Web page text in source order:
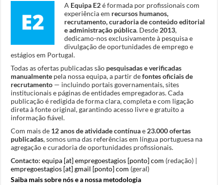
A Equipa E2é formada por profissionais com
experiência em recursos humanos,
recrutamento, curadoria de conteúdo editorial
e administração pública. Desde 2013,
dedicamo-nos exclusivamente à pesquisa e
divulgação de oportunidades de emprego e
estágios em Portugal.
Todas as ofertas publicadas são pesquisadas e verificadas
manualmente pela nossa equipa, a partir defontes oficiais de
recrutamento — incluindo portais governamentais, sites
institucionais e páginas de entidades empregadoras. Cada
publicação é redigida de forma clara, completa e com ligação
direta à fonte original, garantindo acesso livre e gratuito a
informação fiável.
Com mais de 12 anos de atividade contínuae 23.000 ofertas
publicadas, somos uma das referências em língua portuguesa na
agregação e curadoria de oportunidades profissionais.
Contacto: equipa [at] empregoestagios [ponto] com (redação) |
empregoestagios [at] gmail [ponto] com (geral)
Saiba mais sobre nós e a nossa metodologia